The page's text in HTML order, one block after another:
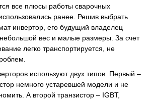
все плюсы работы сварочных
ранее. Решив выбрать
инвертор, его будущий владелец
вес и малые размеры. За счет
легко транспортируется, не
используют двух типов. Первый –
немного устаревшей модели и не
А второй транзистор – IGBT,